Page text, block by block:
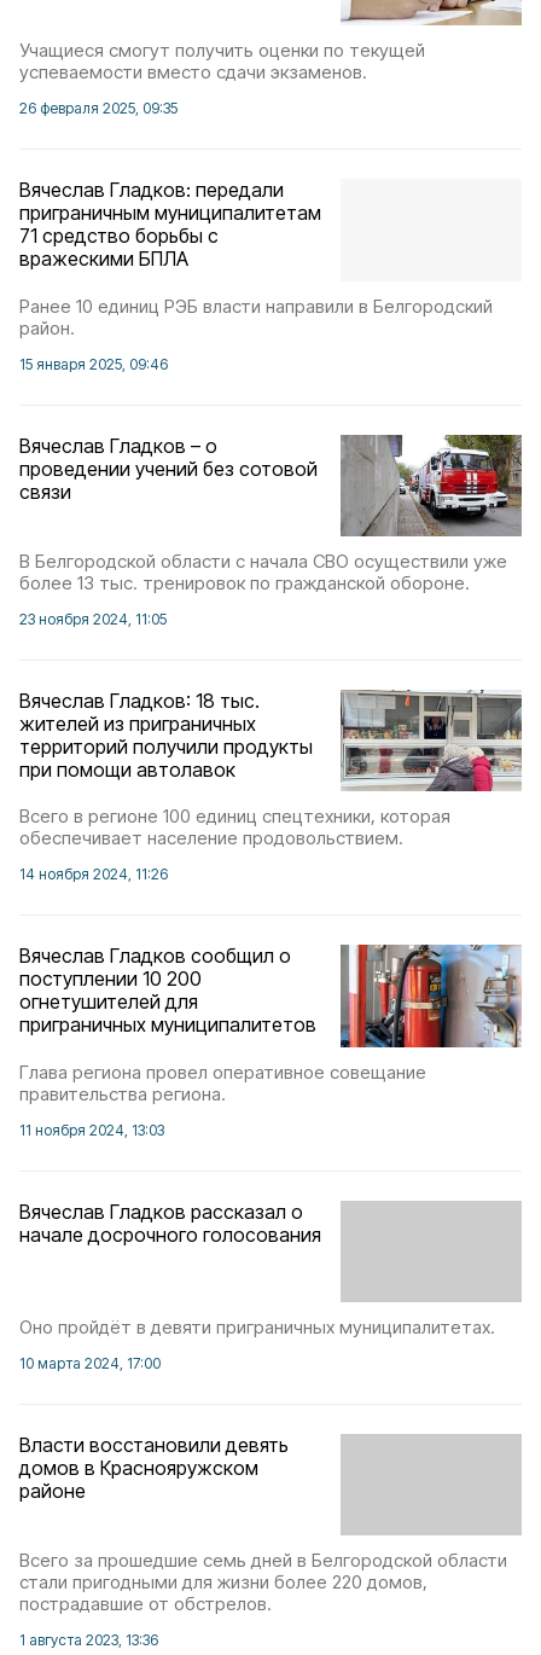
Учащиеся смогут получить оценки по текущей
успеваемости вместо сдачи экзаменов.
26 февраля 2025, 09:35
Вячеслав Гладков: передали
приграничным муниципалитетам
71 средство борьбы с
вражескими БПЛА
Ранее 10 единиц РЭБ власти направили в Белгородский
район.
15 января 2025, 09:46
Вячеслав Гладков – о
проведении учений без сотовой
связи
В Белгородской области с начала СВО осуществили уже
более 13 тыс. тренировок по гражданской обороне.
23 ноября 2024, 11:05
Вячеслав Гладков: 18 тыс.
жителей из приграничных
территорий получили продукты
при помощи автолавок
Всего в регионе 100 единиц спецтехники, которая
обеспечивает население продовольствием.
14 ноября 2024, 11:26
Вячеслав Гладков сообщил о
поступлении 10 200
огнетушителей для
приграничных муниципалитетов
Глава региона провел оперативное совещание
правительства региона.
11 ноября 2024, 13:03
Вячеслав Гладков рассказал о
начале досрочного голосования
Оно пройдёт в девяти приграничных муниципалитетах.
10 марта 2024, 17:00
Власти восстановили девять
домов в Краснояружском
районе
Всего за прошедшие семь дней в Белгородской области
стали пригодными для жизни более 220 домов,
пострадавшие от обстрелов.
1 августа 2023, 13:36